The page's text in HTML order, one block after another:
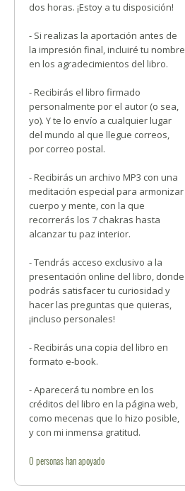
dos horas. ¡Estoy a tu disposición!
- Si realizas la aportación antes de
la impresión final, incluiré tu nombre
en los agradecimientos del libro.
- Recibirás el libro firmado
personalmente por el autor (o sea,
yo). Y te lo envío a cualquier lugar
del mundo al que llegue correos,
por correo postal.
- Recibirás un archivo MP3 con una
meditación especial para armonizar
cuerpo y mente, con la que
recorrerás los 7 chakras hasta
alcanzar tu paz interior.
- Tendrás acceso exclusivo a la
presentación online del libro, donde
podrás satisfacer tu curiosidad y
hacer las preguntas que quieras,
¡incluso personales!
- Recibirás una copia del libro en
formato e-book.
- Aparecerá tu nombre en los
créditos del libro en la página web,
como mecenas que lo hizo posible,
y con mi inmensa gratitud.
0 personashan apoyado